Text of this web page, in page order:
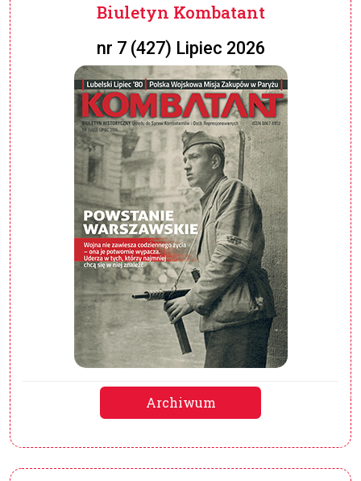
Biuletyn Kombatant
nr 7 (427) Lipiec 2026
Archiwum